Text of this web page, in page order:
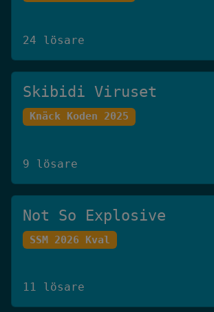
24 lösare
Skibidi Viruset
Knäck Koden 2025
9 lösare
Not So Explosive
SSM 2026 Kval
11 lösare